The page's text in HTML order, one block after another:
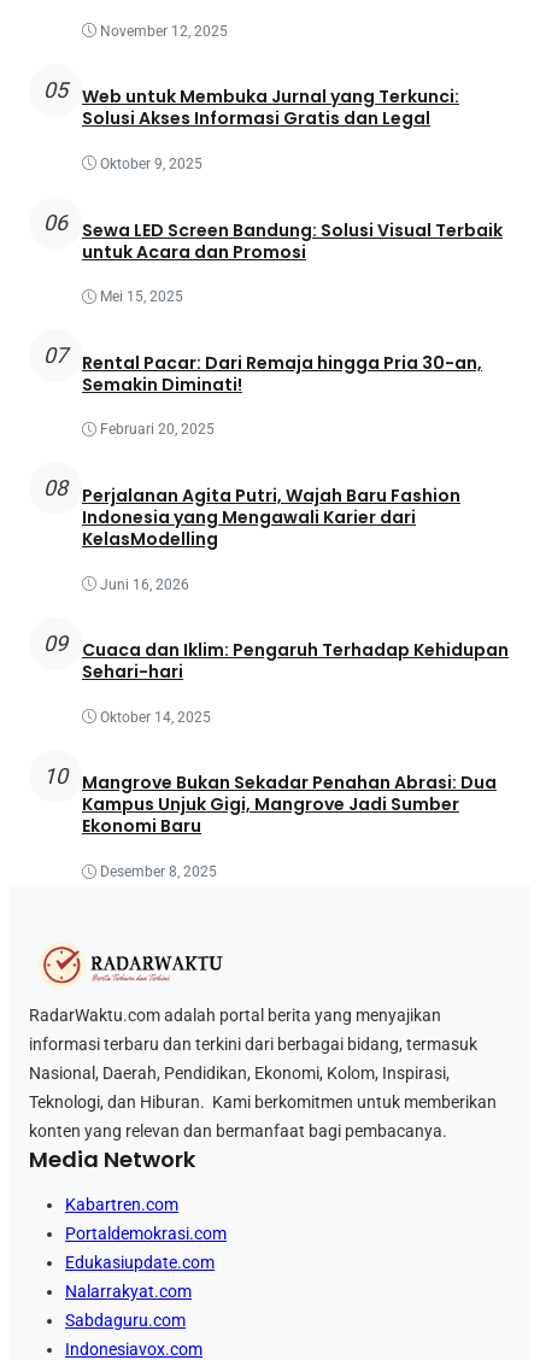
November 12, 2025
05 Web untuk Membuka Jurnal yang Terkunci:
Solusi Akses Informasi Gratis dan Legal
Oktober 9, 2025
06
Sewa LED Screen Bandung: Solusi Visual Terbaik
untuk Acara dan Promosi
Mei 15, 2025
07
Rental Pacar: Dari Remaja hingga Pria 30-an,
Semakin Diminati!
Februari 20, 2025
08
Perjalanan Agita Putri, Wajah Baru Fashion
Indonesia yang Mengawali Karier dari
KelasModelling
Juni 16, 2026
09
Cuaca dan Iklim: Pengaruh Terhadap Kehidupan
Sehari-hari
Oktober 14, 2025
10
Mangrove Bukan Sekadar Penahan Abrasi: Dua
Kampus Unjuk Gigi, Mangrove Jadi Sumber
Ekonomi Baru
Desember 8, 2025
RadarWaktu.com adalah portal berita yang menyajikan
informasi terbaru dan terkini dari berbagai bidang, termasuk
Nasional, Daerah, Pendidikan, Ekonomi, Kolom, Inspirasi,
Teknologi, dan Hiburan. Kami berkomitmen untuk memberikan
konten yang relevan dan bermanfaat bagi pembacanya.
Media Network
Kabartren.com
Portaldemokrasi.com
Edukasiupdate.com
Nalarrakyat.com
Sabdaguru.com
Indonesiavox.com